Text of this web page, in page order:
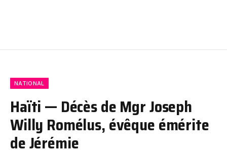
NATIONAL
Haïti — Décès de Mgr Joseph
Willy Romélus, évêque émérite
de Jérémie